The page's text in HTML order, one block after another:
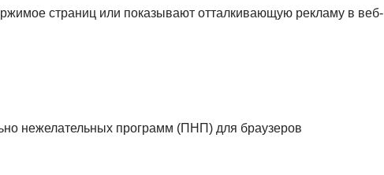
страниц или показывают отталкивающую рекламу в веб-
нежелательных программ (ПНП) для браузеров